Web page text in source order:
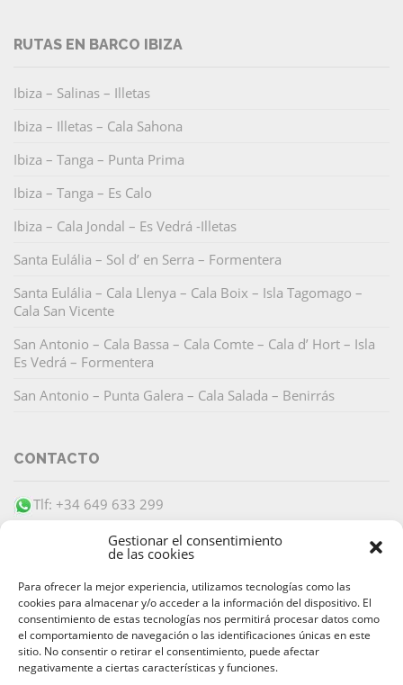
Gestionar el consentimiento
de las cookies
Para ofrecer la mejor experiencia, utilizamos tecnologías como las
cookies para almacenar y/o acceder a la información del dispositivo. El
consentimiento de estas tecnologías nos permitirá procesar datos como
el comportamiento de navegación o las identificaciones únicas en este
sitio. No consentir o retirar el consentimiento, puede afectar
negativamente a ciertas características y funciones.
RUTAS EN BARCO IBIZA
Ibiza – Salinas – Illetas
Ibiza – Illetas – Cala Sahona
Ibiza – Tanga – Punta Prima
Ibiza – Tanga – Es Calo
Ibiza – Cala Jondal – Es Vedrá -Illetas
Santa Eulália – Sol d’ en Serra – Formentera
Santa Eulália – Cala Llenya – Cala Boix – Isla Tagomago –
Cala San Vicente
San Antonio – Cala Bassa – Cala Comte – Cala d’ Hort – Isla
Es Vedrá – Formentera
San Antonio – Punta Galera – Cala Salada – Benirrás
CONTACTO
Tlf: +34 649 633 299
PAGO SEGURO